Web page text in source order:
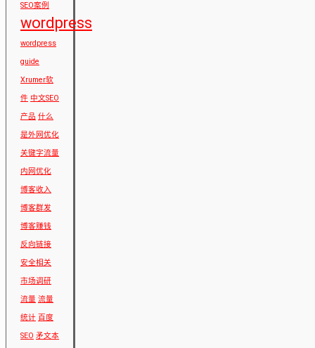
SEO案例
wordpress
wordpress
guide
Xrumer软
件 中文SEO
产品 什么
是外网优化
关键字流量
内网优化
博客收入
博客群发
博客赚钱
反向链接
安全相关
市场调研
流量 流量
统计 百度
SEO 矛文本